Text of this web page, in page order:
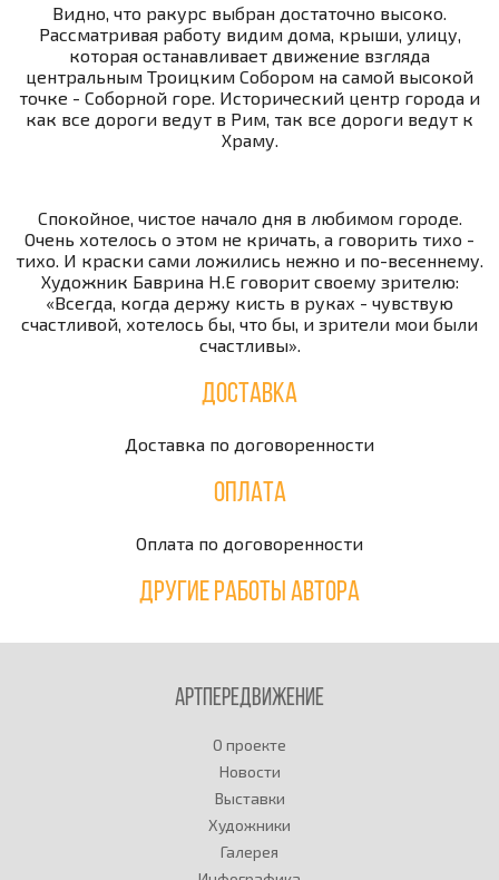
Видно, что ракурс выбран достаточно высоко.
Рассматривая работу видим дома, крыши, улицу,
которая останавливает движение взгляда
центральным Троицким Собором на самой высокой
точке - Соборной горе. Исторический центр города и
как все дороги ведут в Рим, так все дороги ведут к
Храму.
Спокойное, чистое начало дня в любимом городе.
Очень хотелось о этом не кричать, а говорить тихо -
тихо. И краски сами ложились нежно и по-весеннему.
Художник Баврина Н.Е говорит своему зрителю:
«Всегда, когда держу кисть в руках - чувствую
счастливой, хотелось бы, что бы, и зрители мои были
счастливы».
Доставка
Доставка по договоренности
Оплата
Оплата по договоренности
Другие работы автора
Артпередвижение
О проекте
Новости
Выставки
Художники
Галерея